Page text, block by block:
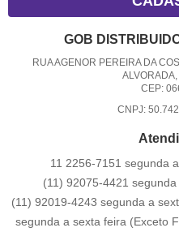
GOB
RUA AGENOR PEREIRA DA
CEP:
CNPJ:
11 2256-7151 segunda
(11) 92075-4421
(11) 92019-4243 segunda a
segunda a sexta feira (Exceto